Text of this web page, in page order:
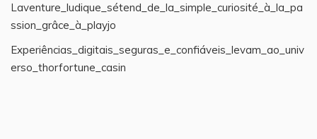
Laventure_ludique_sétend_de_la_simple_curiosité_à_la_pa
ssion_grâce_à_playjo
Experiências_digitais_seguras_e_confiáveis_levam_ao_univ
erso_thorfortune_casin